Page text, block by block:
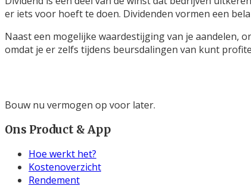
er iets voor hoeft te doen. Dividenden vormen een
Naast een mogelijke waardestijging van je aandelen,
omdat je er zelfs tijdens beursdalingen van kunt
Bouw nu vermogen op voor later.
Ons Product & App
Hoe werkt het?
Kostenoverzicht
Rendement